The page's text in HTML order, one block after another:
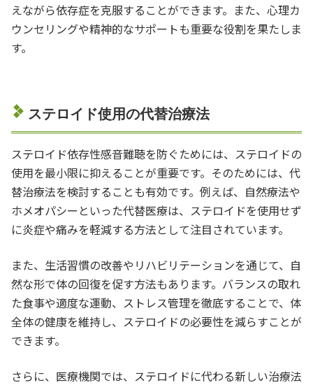
えながら依存症を克服することができます。また、心理カ
ウンセリングや精神的なサポートも重要な役割を果たしま
す。
ステロイド使用の代替治療法
ステロイド依存性感音難聴を防ぐためには、ステロイドの
使用を最小限に抑えることが重要です。そのためには、代
替治療法を検討することも有効です。例えば、自然療法や
ホメオパシーといった代替医療は、ステロイドを使用せず
に炎症や痛みを軽減する方法として注目されています。
また、生活習慣の改善やリハビリテーションを通じて、自
然な形で体の回復を促す方法もあります。バランスの取れ
た食事や適度な運動、ストレス管理を徹底することで、体
全体の健康を維持し、ステロイドの必要性を減らすことが
できます。
さらに、医療機関では、ステロイドに代わる新しい治療法